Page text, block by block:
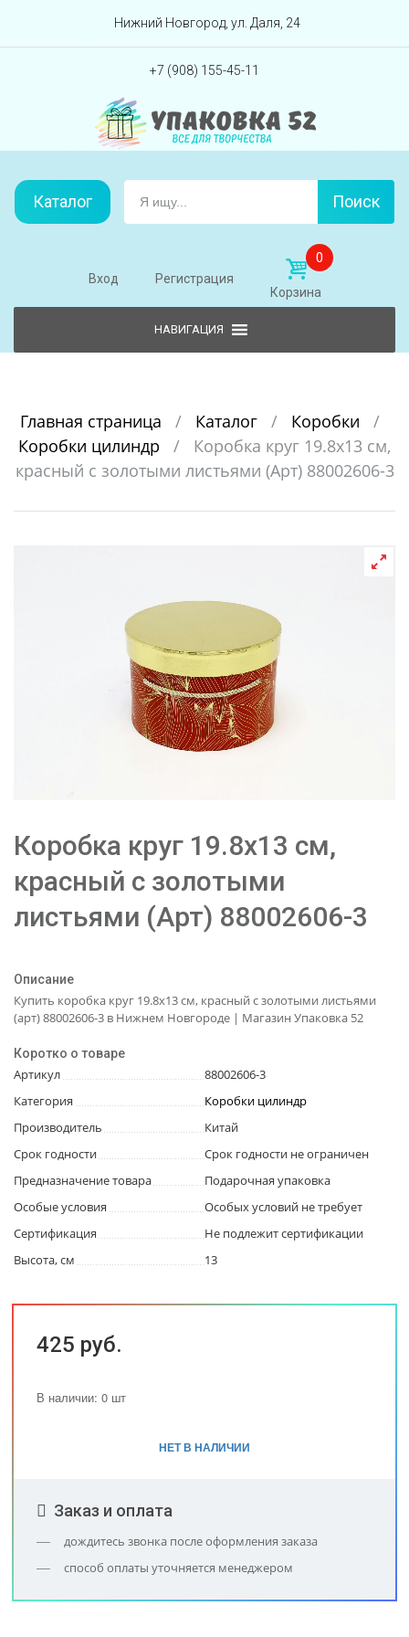
Перейти вниз
Нижний Новгород, ул. Даля, 24
+7 (908) 155-45-11
Каталог Поиск
Вход Регистрация
0
Корзина
Главная страница / Каталог / Коробки
/
Коробки цилиндр
/
Коробка круг 19.8x13 см,
красный с золотыми листьями (Арт) 88002606-3
Коробка круг 19.8x13 см,
красный с золотыми
листьями (Арт) 88002606-3
Описание
Купить коробка круг 19.8x13 см, красный с золотыми листьями
(арт) 88002606-3 в Нижнем Новгороде | Магазин Упаковка 52
Коротко о товаре
Артикул
88002606-3
Категория
Коробки цилиндр
Производитель
Китай
Срок годности
Срок годности не ограничен
Предназначение товара
Подарочная упаковка
Особые условия
Особых условий не требует
Сертификация
Не подлежит сертификации
Высота, см
13
425 руб.
В наличии: 0 шт
НЕТ В НАЛИЧИИ
Заказ и оплата
дождитесь звонка после оформления заказа
способ оплаты уточняется менеджером